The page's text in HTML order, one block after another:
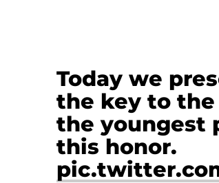
Today we
the key to the
the youngest
this honor.